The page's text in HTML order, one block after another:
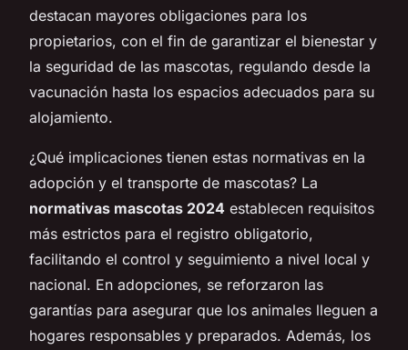
destacan mayores obligaciones para los
propietarios, con el fin de garantizar el bienestar y
la seguridad de las mascotas, regulando desde la
vacunación hasta los espacios adecuados para su
alojamiento.
¿Qué implicaciones tienen estas normativas en la
adopción y el transporte de mascotas? La
normativas mascotas 2024 establecen requisitos
más estrictos para el registro obligatorio,
facilitando el control y seguimiento a nivel local y
nacional. En adopciones, se reforzaron las
garantías para asegurar que los animales lleguen a
hogares responsables y preparados. Además, los